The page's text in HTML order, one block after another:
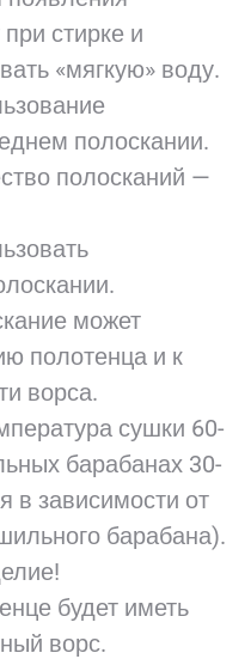
стирке и
«мягкую» воду.
полоскании.
полосканий —
может
полотенца и к
ворса.
сушки 60-
барабанах 30-
в зависимости от
барабана).
будет иметь
ворс.